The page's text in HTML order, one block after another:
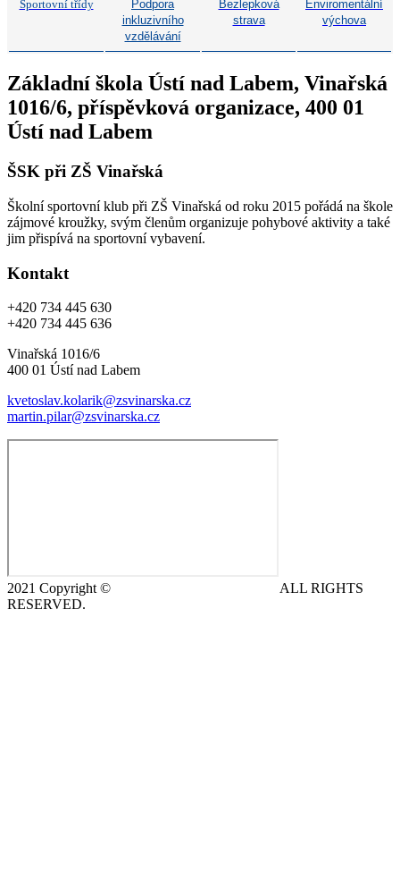
Sportovní třídy
Podpora
inkluzivního
vzdělávání
Bezlepková
strava
Enviromentální
výchova
Základní škola Ústí nad Labem, Vinařská
1016/6, příspěvková organizace, 400 01
Ústí nad Labem
ŠSK při ZŠ Vinařská
Školní sportovní klub při ZŠ Vinařská od roku 2015 pořádá na škole
zájmové kroužky, svým členům organizuje pohybové aktivity a také
jim přispívá na sportovní vybavení.
Kontakt
+420 734 445 630
+420 734 445 636
Vinařská 1016/6
400 01 Ústí nad Labem
kvetoslav.kolarik@zsvinarska.cz
martin.pilar@zsvinarska.cz
2021 Copyright ©
ALL RIGHTS
RESERVED.